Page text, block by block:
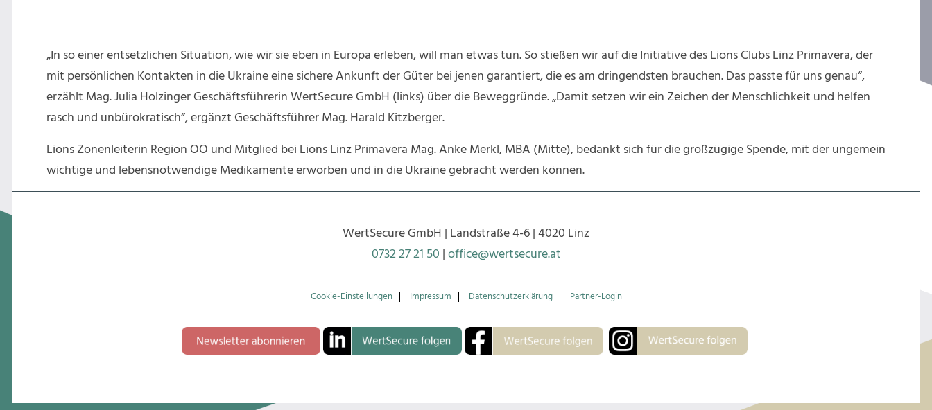
„In so einer entsetzlichen Situation, wie wir sie eben in Europa erleben, will man etwas tun. So stießen wir auf die Initiative des Lions Clubs Linz Primavera, der
mit persönlichen Kontakten in die Ukraine eine sichere Ankunft der Güter bei jenen garantiert, die es am dringendsten brauchen. Das passte für uns genau“,
erzählt Mag. Julia Holzinger Geschäftsführerin WertSecure GmbH (links) über die Beweggründe. „Damit setzen wir ein Zeichen der Menschlichkeit und helfen
rasch und unbürokratisch“, ergänzt Geschäftsführer Mag. Harald Kitzberger.
Lions Zonenleiterin Region OÖ und Mitglied bei Lions Linz Primavera Mag. Anke Merkl, MBA (Mitte), bedankt sich für die großzügige Spende, mit der ungemein
wichtige und lebensnotwendige Medikamente erworben und in die Ukraine gebracht werden können.
WertSecure GmbH | Landstraße 4-6 | 4020 Linz
0732 27 21 50 |office@wertsecure.at
Cookie-Einstellungen Impressum Datenschutzerklärung Partner-Login